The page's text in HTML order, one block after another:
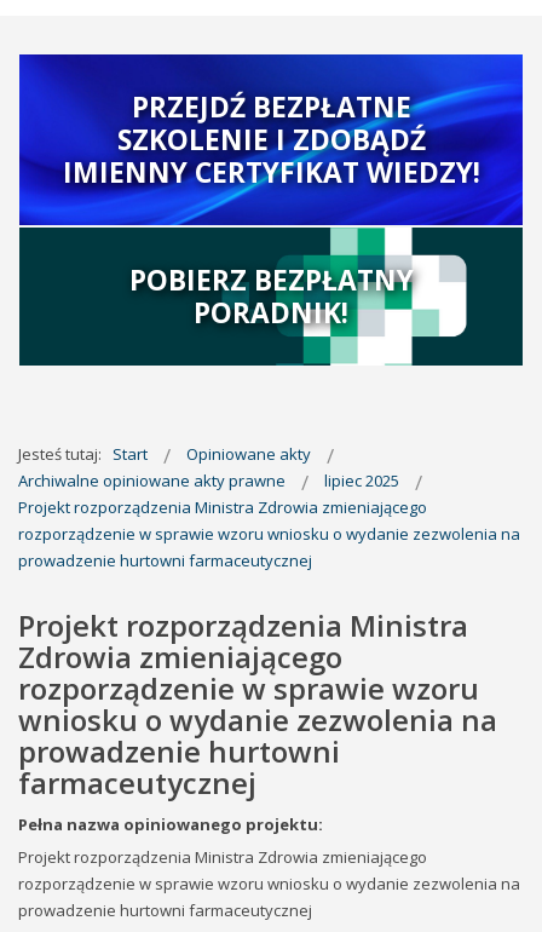
PRZEJDŹ BEZPŁATNE
SZKOLENIE I ZDOBĄDŹ
IMIENNY CERTYFIKAT WIEDZY!
POBIERZ BEZPŁATNY
PORADNIK!
Jesteś tutaj: Start
Opiniowane akty
Archiwalne opiniowane akty prawne
lipiec 2025
Projekt rozporządzenia Ministra Zdrowia zmieniającego
rozporządzenie w sprawie wzoru wniosku o wydanie zezwolenia na
prowadzenie hurtowni farmaceutycznej
Projekt rozporządzenia Ministra
Zdrowia zmieniającego
rozporządzenie w sprawie wzoru
wniosku o wydanie zezwolenia na
prowadzenie hurtowni
farmaceutycznej
Pełna nazwa opiniowanego projektu:
Projekt rozporządzenia Ministra Zdrowia zmieniającego
rozporządzenie w sprawie wzoru wniosku o wydanie zezwolenia na
prowadzenie hurtowni farmaceutycznej